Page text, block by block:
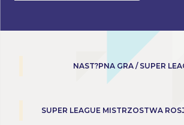
NAST?PNA GRA / SUPER
SUPER LEAGUE MISTRZOSTWA